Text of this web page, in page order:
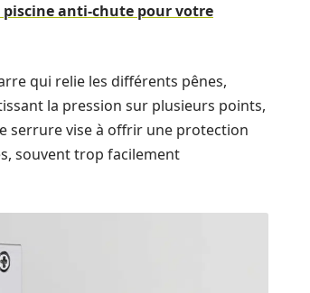
anti-chute pour votre
qui relie les différents pênes,
la pression sur plusieurs points,
serrure vise à offrir une protection
souvent trop facilement